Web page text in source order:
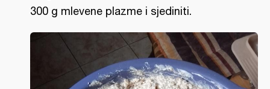
300 g mlevene plazme i sjediniti.